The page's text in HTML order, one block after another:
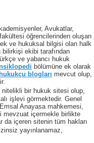
Avukatlar,
öğrencilerinden oluşan
ve hukuksal bilgisi olan halk
ekibi tarafından
ve yabancı hukuk
bölümüne ek olarak
hukukçu blogları mevcut olup,
bir hukuk sitesi olup,
işlevi görmektedir. Genel
Anayasa mahkemesi,
mevzuat içermekle birlikte
içeren sitenin tüm hakları
yayınlanamaz,